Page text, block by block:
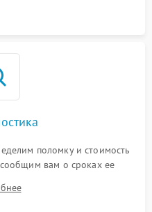
поломку и стоимость
вам о сроках ее